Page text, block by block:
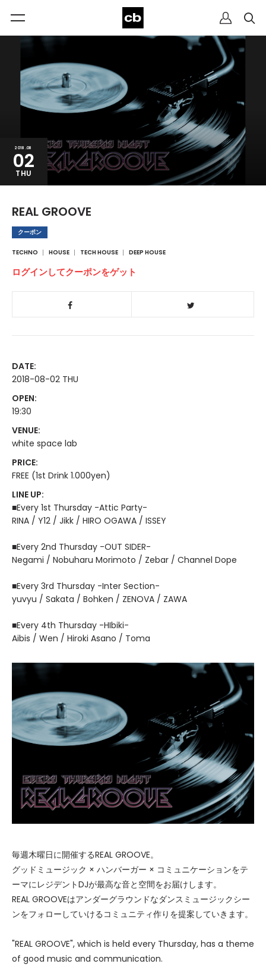
2018.08
02
THU
REAL GROOVE
クーポン
TECHNO HOUSE TECH HOUSE DEEP HOUSE
ログインしてクーポンをゲット
DATE:
2018-08-02 THU
OPEN:
19:30
VENUE:
white space lab
PRICE:
FREE (1st Drink 1.000yen)
LINE UP:
■Every 1st Thursday -Attic Party-
RINA / Y12 / Jikk / HIRO OGAWA / ISSEY
■Every 2nd Thursday -OUT SIDER-
Negami / Nobuharu Morimoto / Zebar / Channel Dope
■Every 3rd Thursday -Inter Section-
yuvyu / Sakata / Bohken / ZENOVA / ZAWA
■Every 4th Thursday -HIbiki-
Aibis / Wen / Hiroki Asano / Toma
毎週木曜日に開催するREAL GROOVE。
グッドミュージック × ハンバーガー × コミュニケーションをテ
ーマにレジデントDJが最高な音と空間をお届けします。
REAL GROOVEはアンダーグラウンドなダンスミュージックシー
ンをフォローしていけるコミュニティ作りを提案していきます。
"REAL GROOVE", which is held every Thursday, has a theme
of good music and communication.